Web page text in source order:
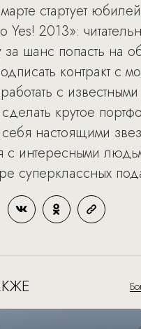
стартует
Yes! 2013»:
за шанс попасть на
контракт с
с известными
крутое
себя настоящими
с интересными
суперклассных